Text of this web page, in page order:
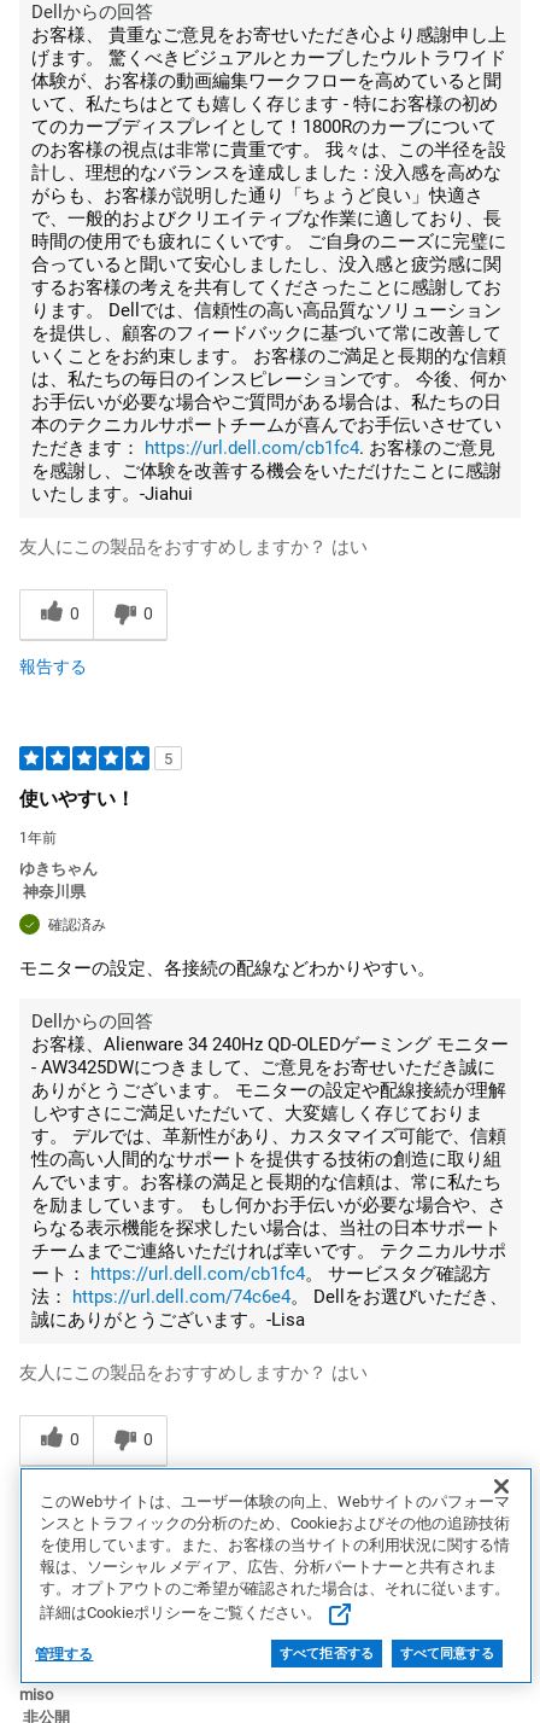
Dellからの回答
お客様、 貴重なご意見をお寄せいただき心より感謝申し上
げます。 驚くべきビジュアルとカーブしたウルトラワイド
体験が、お客様の動画編集ワークフローを高めていると聞
いて、私たちはとても嬉しく存じます - 特にお客様の初め
てのカーブディスプレイとして！1800Rのカーブについて
のお客様の視点は非常に貴重です。 我々は、この半径を設
計し、理想的なバランスを達成しました：没入感を高めな
がらも、お客様が説明した通り「ちょうど良い」快適さ
で、一般的およびクリエイティブな作業に適しており、長
時間の使用でも疲れにくいです。 ご自身のニーズに完璧に
合っていると聞いて安心しましたし、没入感と疲労感に関
するお客様の考えを共有してくださったことに感謝してお
ります。 Dellでは、信頼性の高い高品質なソリューション
を提供し、顧客のフィードバックに基づいて常に改善して
いくことをお約束します。 お客様のご満足と長期的な信頼
は、私たちの毎日のインスピレーションです。 今後、何か
お手伝いが必要な場合やご質問がある場合は、私たちの日
本のテクニカルサポートチームが喜んでお手伝いさせてい
ただきます：
https://url.dell.com/cb1fc4. お客様のご意見
を感謝し、ご体験を改善する機会をいただけたことに感謝
いたします。-Jiahui
友人にこの製品をおすすめしますか？ はい
0 0
報告する
5
使いやすい！
1年前
ゆきちゃん
神奈川県
確認済み
モニターの設定、各接続の配線などわかりやすい。
Dellからの回答
お客様、Alienware 34 240Hz QD-OLEDゲーミング モニター
- AW3425DWにつきまして、ご意見をお寄せいただき誠に
ありがとうございます。 モニターの設定や配線接続が理解
しやすさにご満足いただいて、大変嬉しく存じておりま
す。 デルでは、革新性があり、カスタマイズ可能で、信頼
性の高い人間的なサポートを提供する技術の創造に取り組
んでいます。お客様の満足と長期的な信頼は、常に私たち
を励ましています。 もし何かお手伝いが必要な場合や、さ
らなる表示機能を探求したい場合は、当社の日本サポート
チームまでご連絡いただければ幸いです。 テクニカルサポ
ート：
https://url.dell.com/cb1fc4。 サービスタグ確認方
法：
https://url.dell.com/74c6e4。 Dellをお選びいただき、
誠にありがとうございます。-Lisa
友人にこの製品をおすすめしますか？ はい
0 0
報告する
5
直感的な気持ちよさが◎
1年前
miso
非公開
このWebサイトは、ユーザー体験の向上、Webサイトのパフォーマ
ンスとトラフィックの分析のため、Cookieおよびその他の追跡技術
を使用しています。また、お客様の当サイトの利用状況に関する情
報は、ソーシャル メディア、広告、分析パートナーと共有されま
す。オプトアウトのご希望が確認された場合は、それに従います。
詳細はCookieポリシーをご覧ください。
管理する すべて拒否する すべて同意する